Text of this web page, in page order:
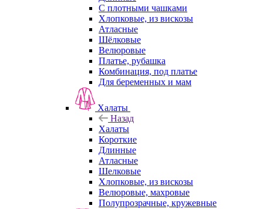
С плотными чашками
Хлопковые, из вискозы
Атласные
Шёлковые
Велюровые
Платье, рубашка
Комбинация, под платье
Для беременных и мам
Халаты
Назад
Халаты
Короткие
Длинные
Атласные
Шелковые
Хлопковые, из вискозы
Велюровые, махровые
Полупрозрачные, кружевные